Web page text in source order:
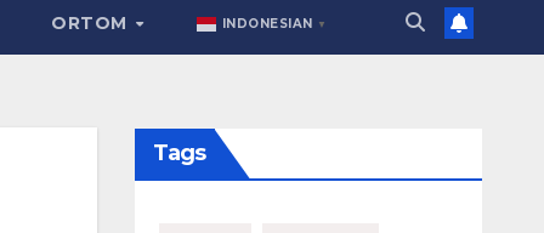
ORTOM INDONESIAN ▼
Tags